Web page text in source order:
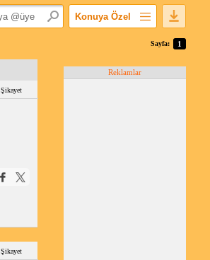
Konuya Özel
Popüler Mesajlar
Sayfa: 1
Şikayet
Şikayet
Reklamlar